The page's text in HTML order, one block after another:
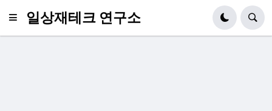
일상재테크 연구소